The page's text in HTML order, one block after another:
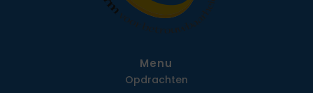
Menu
Opdrachten